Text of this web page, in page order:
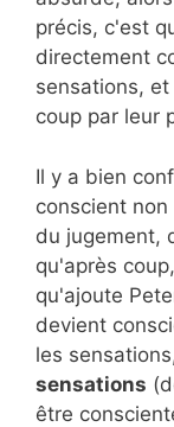
précis, c'est
directement
sensations,
coup par leur
Il y a bien
conscient
du jugement,
qu'après
qu'ajoute
devient
les
sensations
être